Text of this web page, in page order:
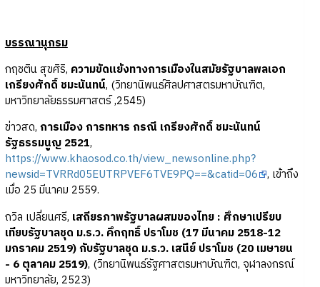
บรรณานุกรม
กฤชติน สุขศิริ, ความขัดแย้งทางการเมืองในสมัยรัฐบาลพลเอก
เกรียงศักดิ์ ชมะนันทน์, (วิทยานิพนธ์ศิลปศาสตรมหาบัณฑิต,
มหาวิทยาลัยธรรมศาสตร์ ,2545)
ข่าวสด, การเมือง การทหาร กรณี เกรียงศักดิ์ ชมะนันทน์
รัฐธรรมนูญ 2521,
https://www.khaosod.co.th/view_newsonline.php?
newsid=TVRRd05EUTRPVEF6TVE9PQ==&catid=06 , เข้าถึง
เมื่อ 25 มีนาคม 2559.
ถวิล เปลี่ยนศรี, เสถียรภาพรัฐบาลผสมของไทย : ศึกษาเปรียบ
เทียบรัฐบาลชุด ม.ร.ว. คึกฤทธิ์ ปราโมช (17 มีนาคม 2518-12
มกราคม 2519) กับรัฐบาลชุด ม.ร.ว. เสนีย์ ปราโมช (20 เมษายน
- 6 ตุลาคม 2519), (วิทยานิพนธ์รัฐศาสตรมหาบัณฑิต, จุฬาลงกรณ์
มหาวิทยาลัย, 2523)